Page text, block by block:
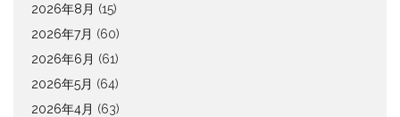
2026年8月 (15)
2026年7月 (60)
2026年6月 (61)
2026年5月 (64)
2026年4月 (63)